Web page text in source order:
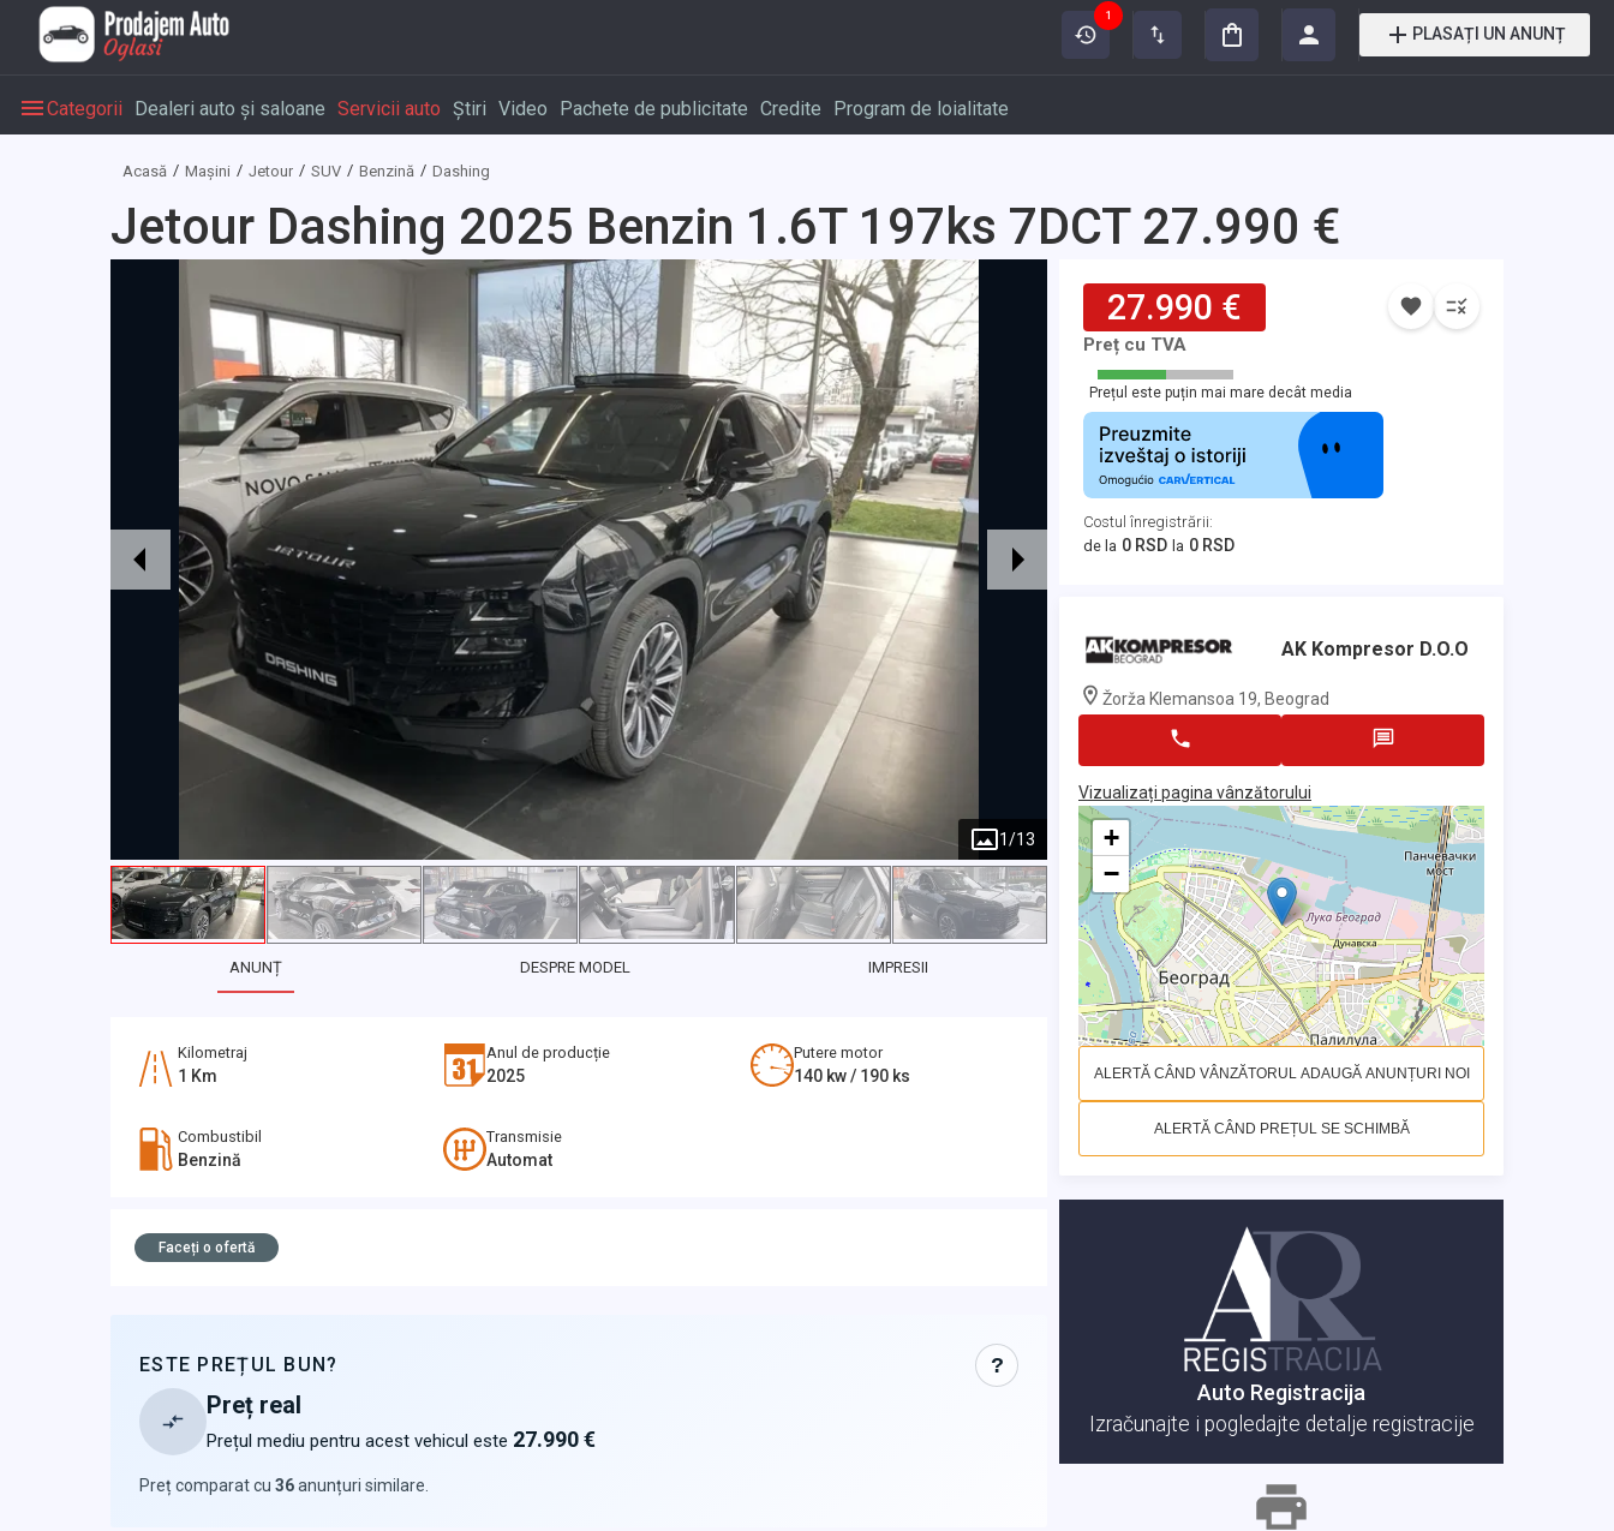
1
PLASAȚI UN ANUNȚ
Categorii Dealeri auto și saloane Servicii auto Știri Video Pachete de publicitate Credite Program de loialitate
Acasă Mașini Jetour SUV Benzină Dashing
Jetour Dashing 2025 Benzin 1.6T 197ks 7DCT 27.990 €
1/13
ANUNȚ DESPRE MODEL IMPRESII
Kilometraj
1 Km
Anul de producție
2025
Putere motor
140 kw / 190 ks
Combustibil
Benzină
Transmisie
Automat
Faceți o ofertă
ESTE PREȚUL BUN? ?
Preț real
Prețul mediu pentru acest vehicul este 27.990 €
Preț comparat cu 36anunțuri similare
27.990 €
Preț cu TVA
Prețul este puțin mai mare decât media
Costul înregistrării:
de la 0 RSD la 0 RSD
AK Kompresor D.o.o
Žorža Klemansoa 19, Beograd
Vizualizați pagina vânzătorului
+
−
ALERTĂ CÂND VÂNZĂTORUL ADAUGĂ ANUNȚURI NOI
ALERTĂ CÂND PREȚUL SE SCHIMBĂ
Auto Registracija
Izračunajte i pogledajte detalje registracije